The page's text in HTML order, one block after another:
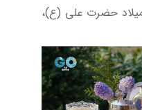
میلاد حضرت علی (ع)،